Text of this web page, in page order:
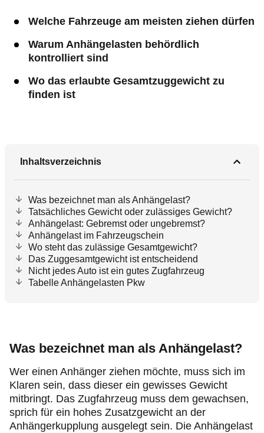
Welche Fahrzeuge am meisten ziehen dürfen
Warum Anhängelasten behördlich
kontrolliert sind
Wo das erlaubte Gesamtzuggewicht zu
finden ist
Inhaltsverzeichnis
Was bezeichnet man als Anhängelast?
Tatsächliches Gewicht oder zulässiges Gewicht?
Anhängelast: Gebremst oder ungebremst?
Anhängelast im Fahrzeugschein
Wo steht das zulässige Gesamtgewicht?
Das Zuggesamtgewicht ist entscheidend
Nicht jedes Auto ist ein gutes Zugfahrzeug
Tabelle Anhängelasten Pkw
Was bezeichnet man als Anhängelast?
Wer einen Anhänger ziehen möchte, muss sich im
Klaren sein, dass dieser ein gewisses Gewicht
mitbringt. Das Zugfahrzeug muss dem gewachsen,
sprich für ein hohes Zusatzgewicht an der
Anhängerkupplung ausgelegt sein. Die Anhängelast